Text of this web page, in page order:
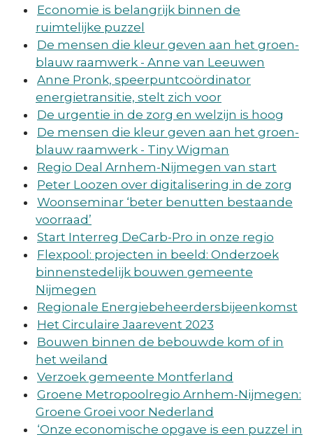
Economie is belangrijk binnen de
ruimtelijke puzzel
De mensen die kleur geven aan het groen-
blauw raamwerk - Anne van Leeuwen
Anne Pronk, speerpuntcoördinator
energietransitie, stelt zich voor
De urgentie in de zorg en welzijn is hoog
De mensen die kleur geven aan het groen-
blauw raamwerk - Tiny Wigman
Regio Deal Arnhem-Nijmegen van start
Peter Loozen over digitalisering in de zorg
Woonseminar ‘beter benutten bestaande
voorraad’
Start Interreg DeCarb-Pro in onze regio
Flexpool: projecten in beeld: Onderzoek
binnenstedelijk bouwen gemeente
Nijmegen
Regionale Energiebeheerdersbijeenkomst
Het Circulaire Jaarevent 2023
Bouwen binnen de bebouwde kom of in
het weiland
Verzoek gemeente Montferland
Groene Metropoolregio Arnhem-Nijmegen:
Groene Groei voor Nederland
‘Onze economische opgave is een puzzel in